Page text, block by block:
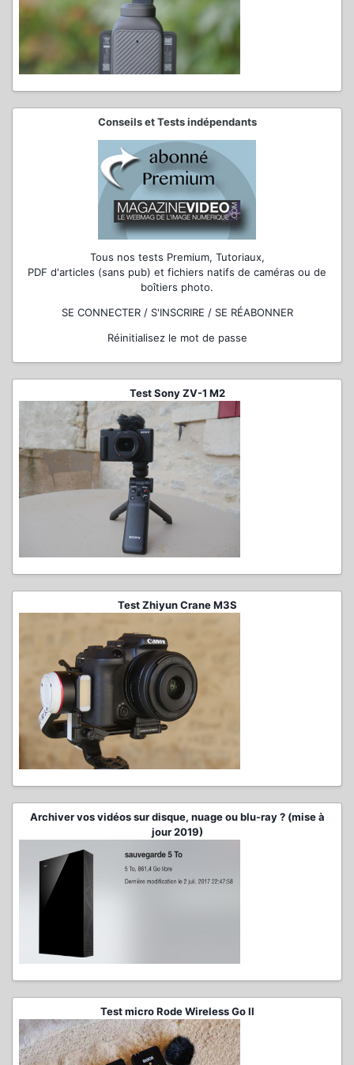
Conseils et Tests indépendants
Tous nos tests Premium, Tutoriaux,
PDF d'articles (sans pub) et fichiers natifs de caméras ou de
boîtiers photo.
SE CONNECTER / S'INSCRIRE / SE RÉABONNER
Réinitialisez le mot de passe
Test Sony ZV-1 M2
Test Zhiyun Crane M3S
Archiver vos vidéos sur disque, nuage ou blu-ray ? (mise à
jour 2019)
Test micro Rode Wireless Go II